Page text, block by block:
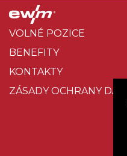
VOLNÉ POZICE
BENEFITY
KONTAKTY
ZÁSADY OCHRANY DAT